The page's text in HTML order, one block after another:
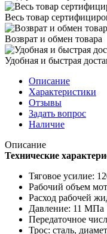
Весь товар
Возврат и обмен товара
Удобная и быстрая
Описание
Характеристики
Отзывы
Задать вопрос
Наличие
Описание
Технические
Тяговое усилие:
Рабочий объем
Расход рабочей
Давление: 11 MПа
Передаточное
Трос: сталь,